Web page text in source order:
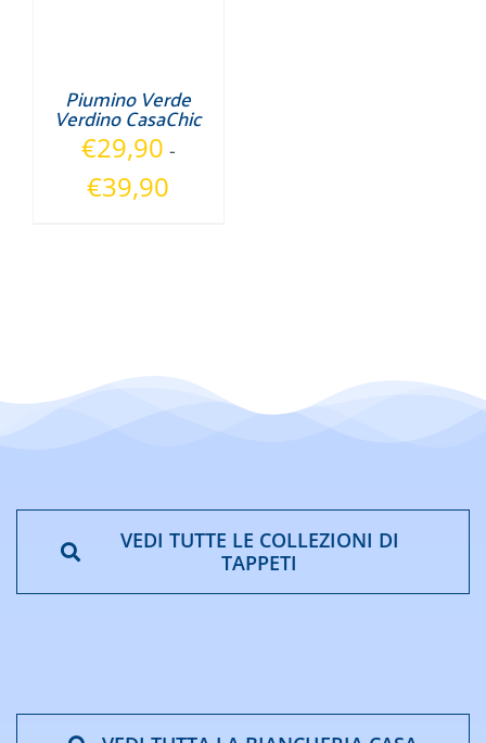
Piumino Verde
Verdino CasaChic
€29,90 -
€39,90
VEDI TUTTE LE COLLEZIONI DI
TAPPETI